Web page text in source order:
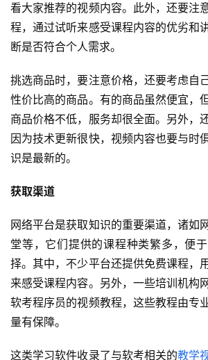
看大家推荐的视频内容。此外，还要注
程，通过试听来感受课程内容的优劣和
断是否符合个人需求。
挑选商品时，要注意价格，还要考虑自
性价比高的商品。有的商品虽然便宜，
商品价格不低，服务却很全面。另外，
因为技术更新很快，视频内容也要与时
识是最新的。
获取渠道
网络平台是获取知识的重要渠道，诸如
堂等，它们提供的课程种类繁多，便
择。其中，不少平台还提供免费课程，
来感受课程内容。另外，一些培训机构
软考程序员的视频教程，这些教程由专
量有保障。
这类学习软件收录了与软考相关的教学